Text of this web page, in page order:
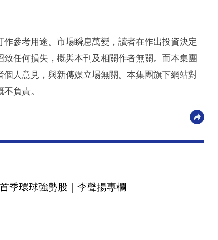
參考用途。市場瞬息萬變，讀者在作出投資決定
任何損失，概與本刊及相關作者無關。而本集團
人意見，與新傳媒立場無關。本集團旗下網站對
負責。
季環球強勢股｜李聲揚專欄